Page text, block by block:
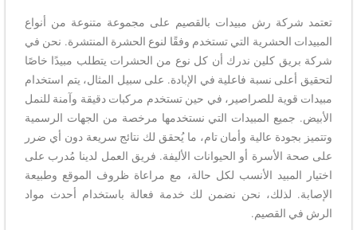
تعتمد شركة رش مبيدات بالقصيم على مجموعة متنوعة من أنواع
المبيدات الحشرية التي تستخدم وفقًا لنوع الحشرة المنتشرة. نحن في
شركة بريق كلين ندرك أن كل نوع من الحشرات يتطلب مبيدًا خاصًا
لتحقيق أعلى نسبة فاعلية في الإبادة. على سبيل المثال، يتم استخدام
مبيدات قوية للصراصير، في حين تستخدم مركبات دقيقة وآمنة للنمل
الأبيض. جميع المبيدات التي نستخدمها مرخصة من الجهات الرسمية
وتتميز بجودة عالية وأمان تام، ما يُحقق لك نتائج سريعة دون أي ضرر
على صحة الأسرة أو الحيوانات الأليفة. فريق العمل لدينا مُدرب على
اختيار المبيد الأنسب لكل حالة، مع مراعاة ظروف الموقع وطبيعة
الإصابة. لذلك، نحن نضمن لك خدمة فعالة باستخدام أحدث مواد
الرش في القصيم.